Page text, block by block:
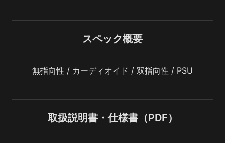
スペック概要
無指向性 / カーディオイド / 双指向性 / PSU
取扱説明書・仕様書（PDF）